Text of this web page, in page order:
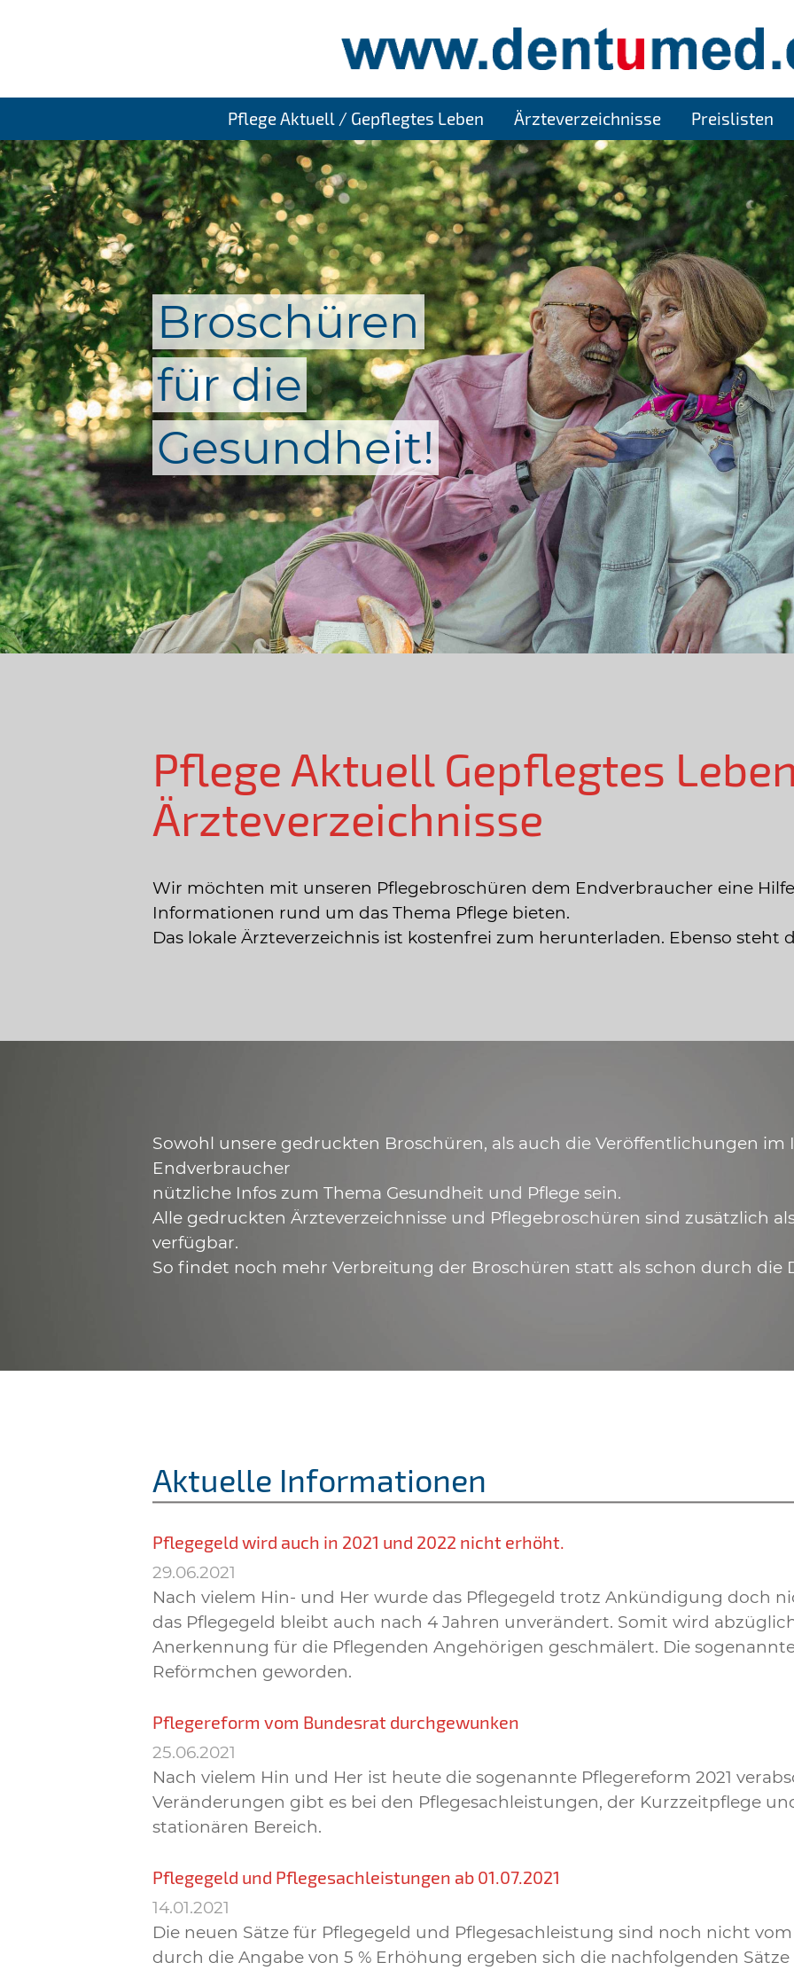
Pflege Aktuell / Gepflegtes Leben Ärzteverzeichnisse Preislisten
Broschüren
für die
Gesundheit!
Pflege Aktuell Gepflegtes
Ärzteverzeichnisse
Wir möchten mit unseren Pflegebroschüren dem Endverbraucher eine
Informationen rund um das Thema Pflege bieten.
Das lokale Ärzteverzeichnis ist kostenfrei zum herunterladen. Ebenso steht
Sowohl unsere gedruckten Broschüren, als auch die Veröffentlichungen im
Endverbraucher
nützliche Infos zum Thema Gesundheit und Pflege sein.
Alle gedruckten Ärzteverzeichnisse und Pflegebroschüren sind zusätzlich
verfügbar.
So findet noch mehr Verbreitung der Broschüren statt als schon durch die
Aktuelle Informationen
Pflegegeld wird auch in 2021 und 2022 nicht erhöht.
29.06.2021
Nach vielem Hin- und Her wurde das Pflegegeld trotz Ankündigung doch
das Pflegegeld bleibt auch nach 4 Jahren unverändert. Somit wird
Anerkennung für die Pflegenden Angehörigen geschmälert. Die
Reförmchen geworden.
Pflegereform vom Bundesrat durchgewunken
25.06.2021
Nach vielem Hin und Her ist heute die sogenannte Pflegereform 2021
Veränderungen gibt es bei den Pflegesachleistungen, der Kurzzeitpflege
stationären Bereich.
Pflegegeld und Pflegesachleistungen ab 01.07.2021
14.01.2021
Die neuen Sätze für Pflegegeld und Pflegesachleistung sind noch nicht
durch die Angabe von 5 % Erhöhung ergeben sich die nachfolgenden Sätze